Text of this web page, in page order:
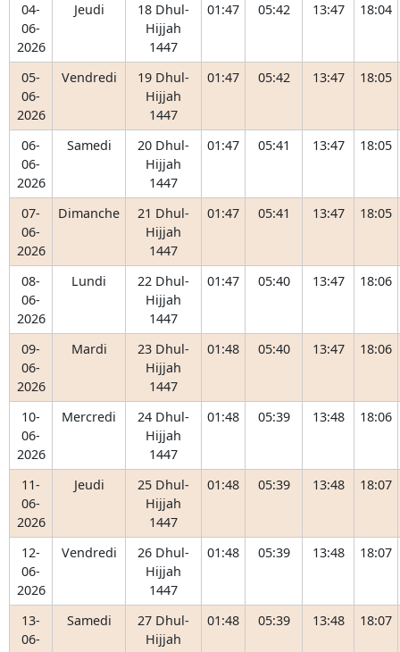
04-
06-
2026
Jeudi
18 Dhul-
Hijjah
1447
01:47 05:42 13:47 18:04
05-
06-
2026
Vendredi
19 Dhul-
Hijjah
1447
01:47 05:42 13:47 18:05
06-
06-
2026
Samedi
20 Dhul-
Hijjah
1447
01:47 05:41 13:47 18:05
07-
06-
2026
Dimanche
21 Dhul-
Hijjah
1447
01:47 05:41 13:47 18:05
08-
06-
2026
Lundi
22 Dhul-
Hijjah
1447
01:47 05:40 13:47 18:06
09-
06-
2026
Mardi
23 Dhul-
Hijjah
1447
01:48 05:40 13:47 18:06
10-
06-
2026
Mercredi
24 Dhul-
Hijjah
1447
01:48 05:39 13:48 18:06
11-
06-
2026
Jeudi
25 Dhul-
Hijjah
1447
01:48 05:39 13:48 18:07
12-
06-
2026
Vendredi
26 Dhul-
Hijjah
1447
01:48 05:39 13:48 18:07
13-
06-
Samedi
27 Dhul-
Hijjah
01:48 05:39 13:48 18:07